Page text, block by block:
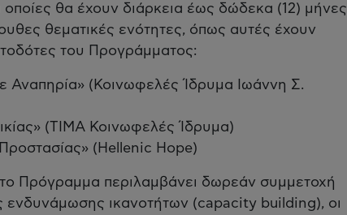
θα έχουν διάρκεια έως δώδεκα (12) μήνες
θεματικές ενότητες, όπως αυτές έχουν
του Προγράμματος:
Αναπηρία» (Κοινωφελές Ίδρυμα Ιωάννη Σ.
(ΤΙΜΑ Κοινωφελές Ίδρυμα)
(Hellenic Hope)
Πρόγραμμα περιλαμβάνει δωρεάν συμμετοχή
ικανοτήτων (capacity building), οι